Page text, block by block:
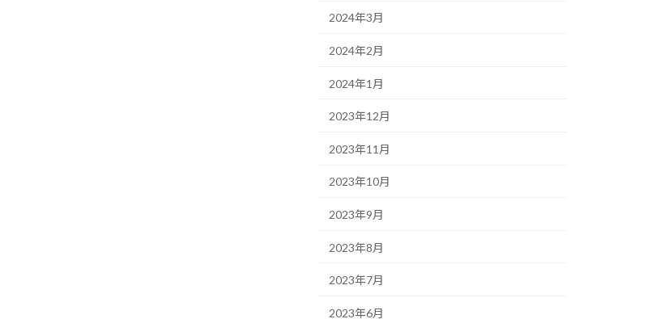
2024年3月
2024年2月
2024年1月
2023年12月
2023年11月
2023年10月
2023年9月
2023年8月
2023年7月
2023年6月